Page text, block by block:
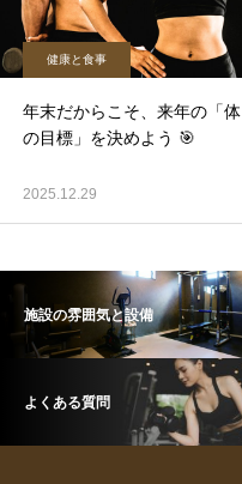
健康と食事
年末だからこそ、来年の「体
の目標」を決めよう 🎯
2025.12.29
施設の雰囲気と設備
よくある質問